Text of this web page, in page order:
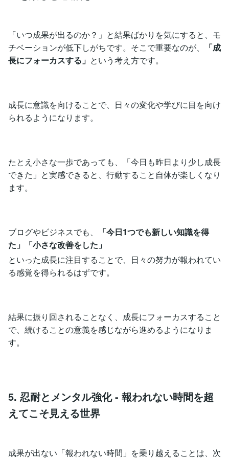
「いつ成果が出るのか？」と結果ばかりを気にすると、モ
チベーションが低下しがちです。そこで重要なのが、
「成
長にフォーカスする」 という考え方です。
成長に意識を向けることで、日々の変化や学びに目を向け
られるようになります。
たとえ小さな一歩であっても、「今日も昨日より少し成長
できた」と実感できると、行動すること自体が楽しくなり
ます。
ブログやビジネスでも、
「今日1つでも新しい知識を得
た」「小さな改善をした」
といった成長に注目することで、日々の努力が報われてい
る感覚を得られるはずです。
結果に振り回されることなく、成長にフォーカスすること
で、続けることの意義を感じながら進めるようになりま
す。
5. 忍耐とメンタル強化 - 報われない時間を超
えてこそ見える世界
成果が出ない「報われない時間」を乗り越えることは、次